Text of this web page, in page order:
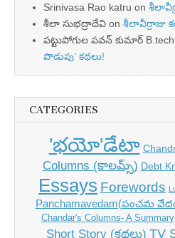
Srinivasa Rao katru on
శీలా సుభద్రాదేవి on శీలావీర్రాజు
పట్టుపోగుల పవన్ కుమార్
పొడుపు’ కథలు!
CATEGORIES
'భయో'డేటా
Columns (కాలమ్స్) Debt
Essays Forewords
Panchamavedam(పంచమ
Chandar's Columns- A Summary
Short Story (కథలు) TV